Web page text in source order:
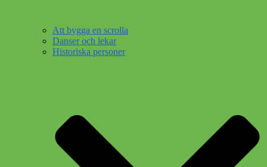
Att bygga en scrolla
Danser och lekar
Historiska personer